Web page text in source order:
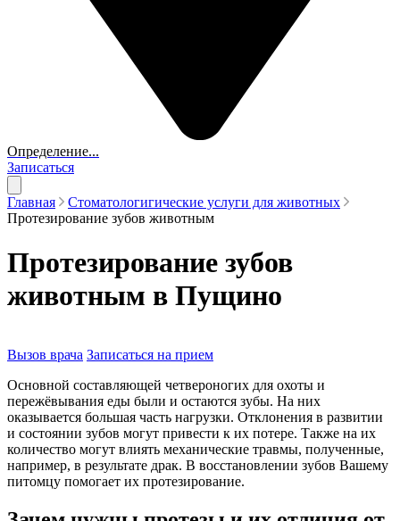
Определение...
Записаться
Главная
Стоматологигические услуги для животных
Протезирование зубов животным
Протезирование зубов
животным в Пущино
Вызов врача Записаться на прием
Основной составляющей четвероногих для охоты и
пережёвывания еды были и остаются зубы. На них
оказывается большая часть нагрузки. Отклонения в развитии
и состоянии зубов могут привести к их потере. Также на их
количество могут влиять механические травмы, полученные,
например, в результате драк. В восстановлении зубов Вашему
питомцу помогает их протезирование.